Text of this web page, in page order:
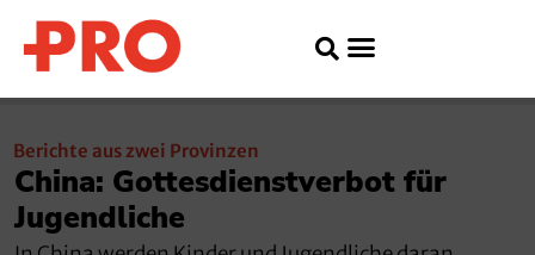
Berichte aus zwei Provinzen
China: Gottesdienstverbot für
Jugendliche